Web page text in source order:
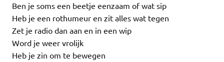
Ben je soms een beetje eenzaam of wat sip
Heb je een rothumeur en zit alles wat tegen
Zet je radio dan aan en in een wip
Word je weer vrolijk
Heb je zin om te bewegen